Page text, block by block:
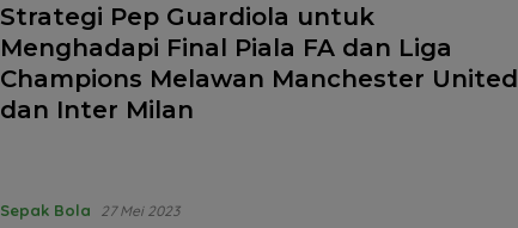
Strategi Pep Guardiola untuk
Menghadapi Final Piala FA dan Liga
Champions Melawan Manchester United
dan Inter Milan
Sepak Bola 27 Mei 2023